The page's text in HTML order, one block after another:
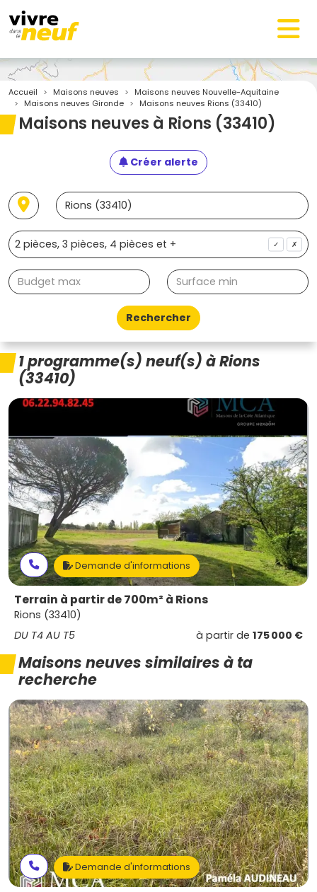
Accueil Maisons neuves
Maisons neuves Nouvelle-Aquitaine
Maisons neuves Gironde
Maisons neuves Rions (33410)
Maisons neuves à Rions (33410)
Créer alerte
✓ ✗
Rechercher
1 programme(s) neuf(s) à Rions
(33410)
Demande d'informations
Terrain à partir de 700m² à Rions
Rions (33410)
DU T4 AU T5
à partir de 175 000 €
Maisons neuves similaires à ta
recherche
Demande d'informations